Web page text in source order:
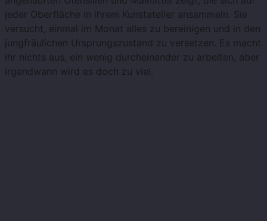
jeder Oberfläche in ihrem Kunstatelier ansammeln. Sie
versucht, einmal im Monat alles zu bereinigen und in den
jungfräulichen Ursprungszustand zu versetzen. Es macht
ihr nichts aus, ein wenig durcheinander zu arbeiten, aber
irgendwann wird es doch zu viel.